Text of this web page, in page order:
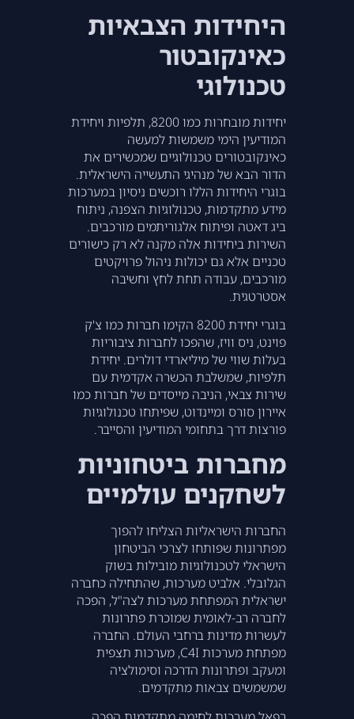
היחידות הצבאיות
כאינקובטור
טכנולוגי
יחידות מובחרות כמו 8200, תלפיות ויחידת
המודיעין הימי משמשות למעשה
כאינקובטורים טכנולוגיים שמכשירים את
הדור הבא של מנהיגי התעשייה הישראלית.
בוגרי היחידות הללו רוכשים ניסיון במערכות
מידע מתקדמות, טכנולוגיות הצפנה, ניתוח
ביג דאטה ופיתוח אלגוריתמים מורכבים.
השירות ביחידות אלה מקנה לא רק כישורים
טכניים אלא גם יכולות ניהול פרויקטים
מורכבים, עבודה תחת לחץ וחשיבה
אסטרטגית.
בוגרי יחידת 8200 הקימו חברות כמו צ'ק
פוינט, ניס וויז, שהפכו לחברות ציבוריות
בעלות שווי של מיליארדי דולרים. יחידת
תלפיות, שמשלבת הכשרה אקדמית עם
שירות צבאי, הניבה מייסדים של חברות כמו
איירון סורס ומיינדוט, שפיתחו טכנולוגיות
פורצות דרך בתחומי המודיעין והסייבר.
מחברות ביטחוניות
לשחקנים עולמיים
החברות הישראליות הצליחו להפוך
מפתרונות שפותחו לצרכי הביטחון
הישראלי לטכנולוגיות מובילות בשוק
הגלובלי. אלביט מערכות, שהתחילה כחברה
ישראלית המפתחת מערכות לצה"ל, הפכה
לחברה רב-לאומית שמוכרת פתרונות
לעשרות מדינות ברחבי העולם. החברה
מפתחת מערכות C4I, מערכות תצפית
ומעקב ופתרונות הדרכה וסימולציה
שמשמשים צבאות מתקדמים.